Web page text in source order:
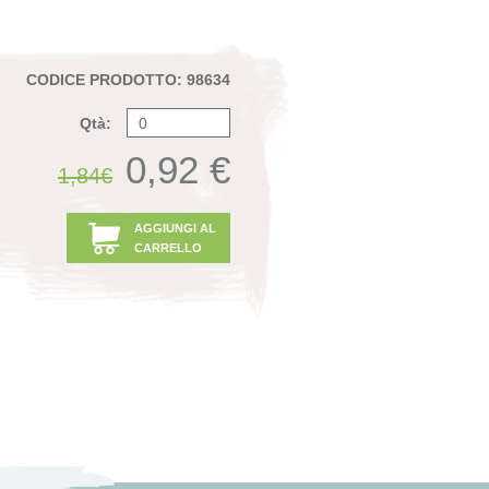
CODICE PRODOTTO: 98634
Qtà:
1,84€ 0,92 €
AGGIUNGI AL
CARRELLO